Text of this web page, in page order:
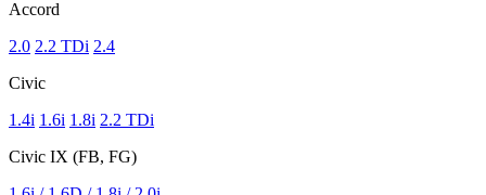
Accord
2.0 2.2 TDi 2.4
Civic
1.4i 1.6i 1.8i 2.2 TDi
Civic IX (FB, FG)